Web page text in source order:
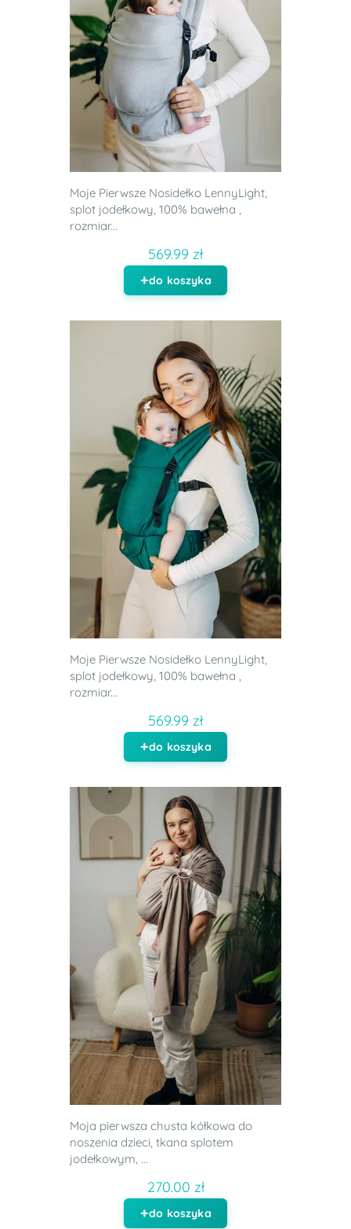
Moje Pierwsze Nosidełko LennyLight,
splot jodełkowy, 100% bawełna ,
rozmiar...
569.99 zł
do koszyka
Moje Pierwsze Nosidełko LennyLight,
splot jodełkowy, 100% bawełna ,
rozmiar...
569.99 zł
do koszyka
Moja pierwsza chusta kółkowa do
noszenia dzieci, tkana splotem
jodełkowym, ...
270.00 zł
do koszyka